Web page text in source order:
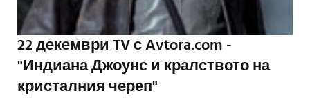
22 декември TV с Avtora.com -
"Индиана Джоунс и кралството на
кристалния череп"